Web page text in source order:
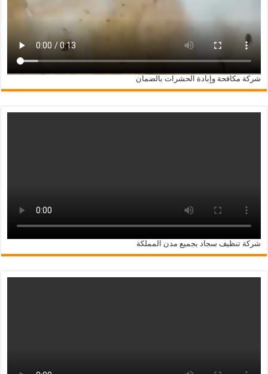
شركة مكافحة وإبادة الحشرات بالضمان
شركة تنظيف سجاد بجميع مدن المملكة